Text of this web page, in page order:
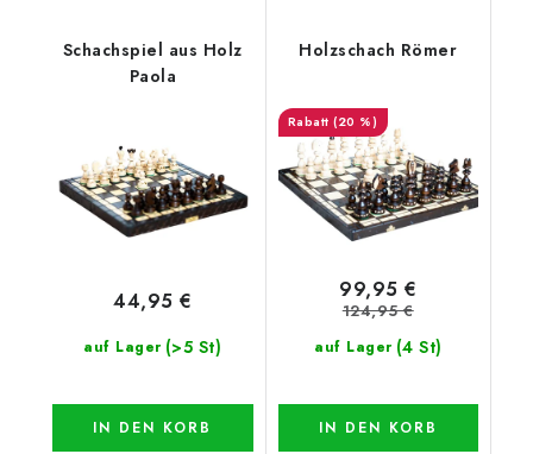
Schachspiel aus Holz
Paola
auf Lager (>5 St)
44,95 €
IN DEN KORB
Holzschach Römer
(20 %)
auf Lager (4 St)
99,95 €
124,95 €
IN DEN KORB